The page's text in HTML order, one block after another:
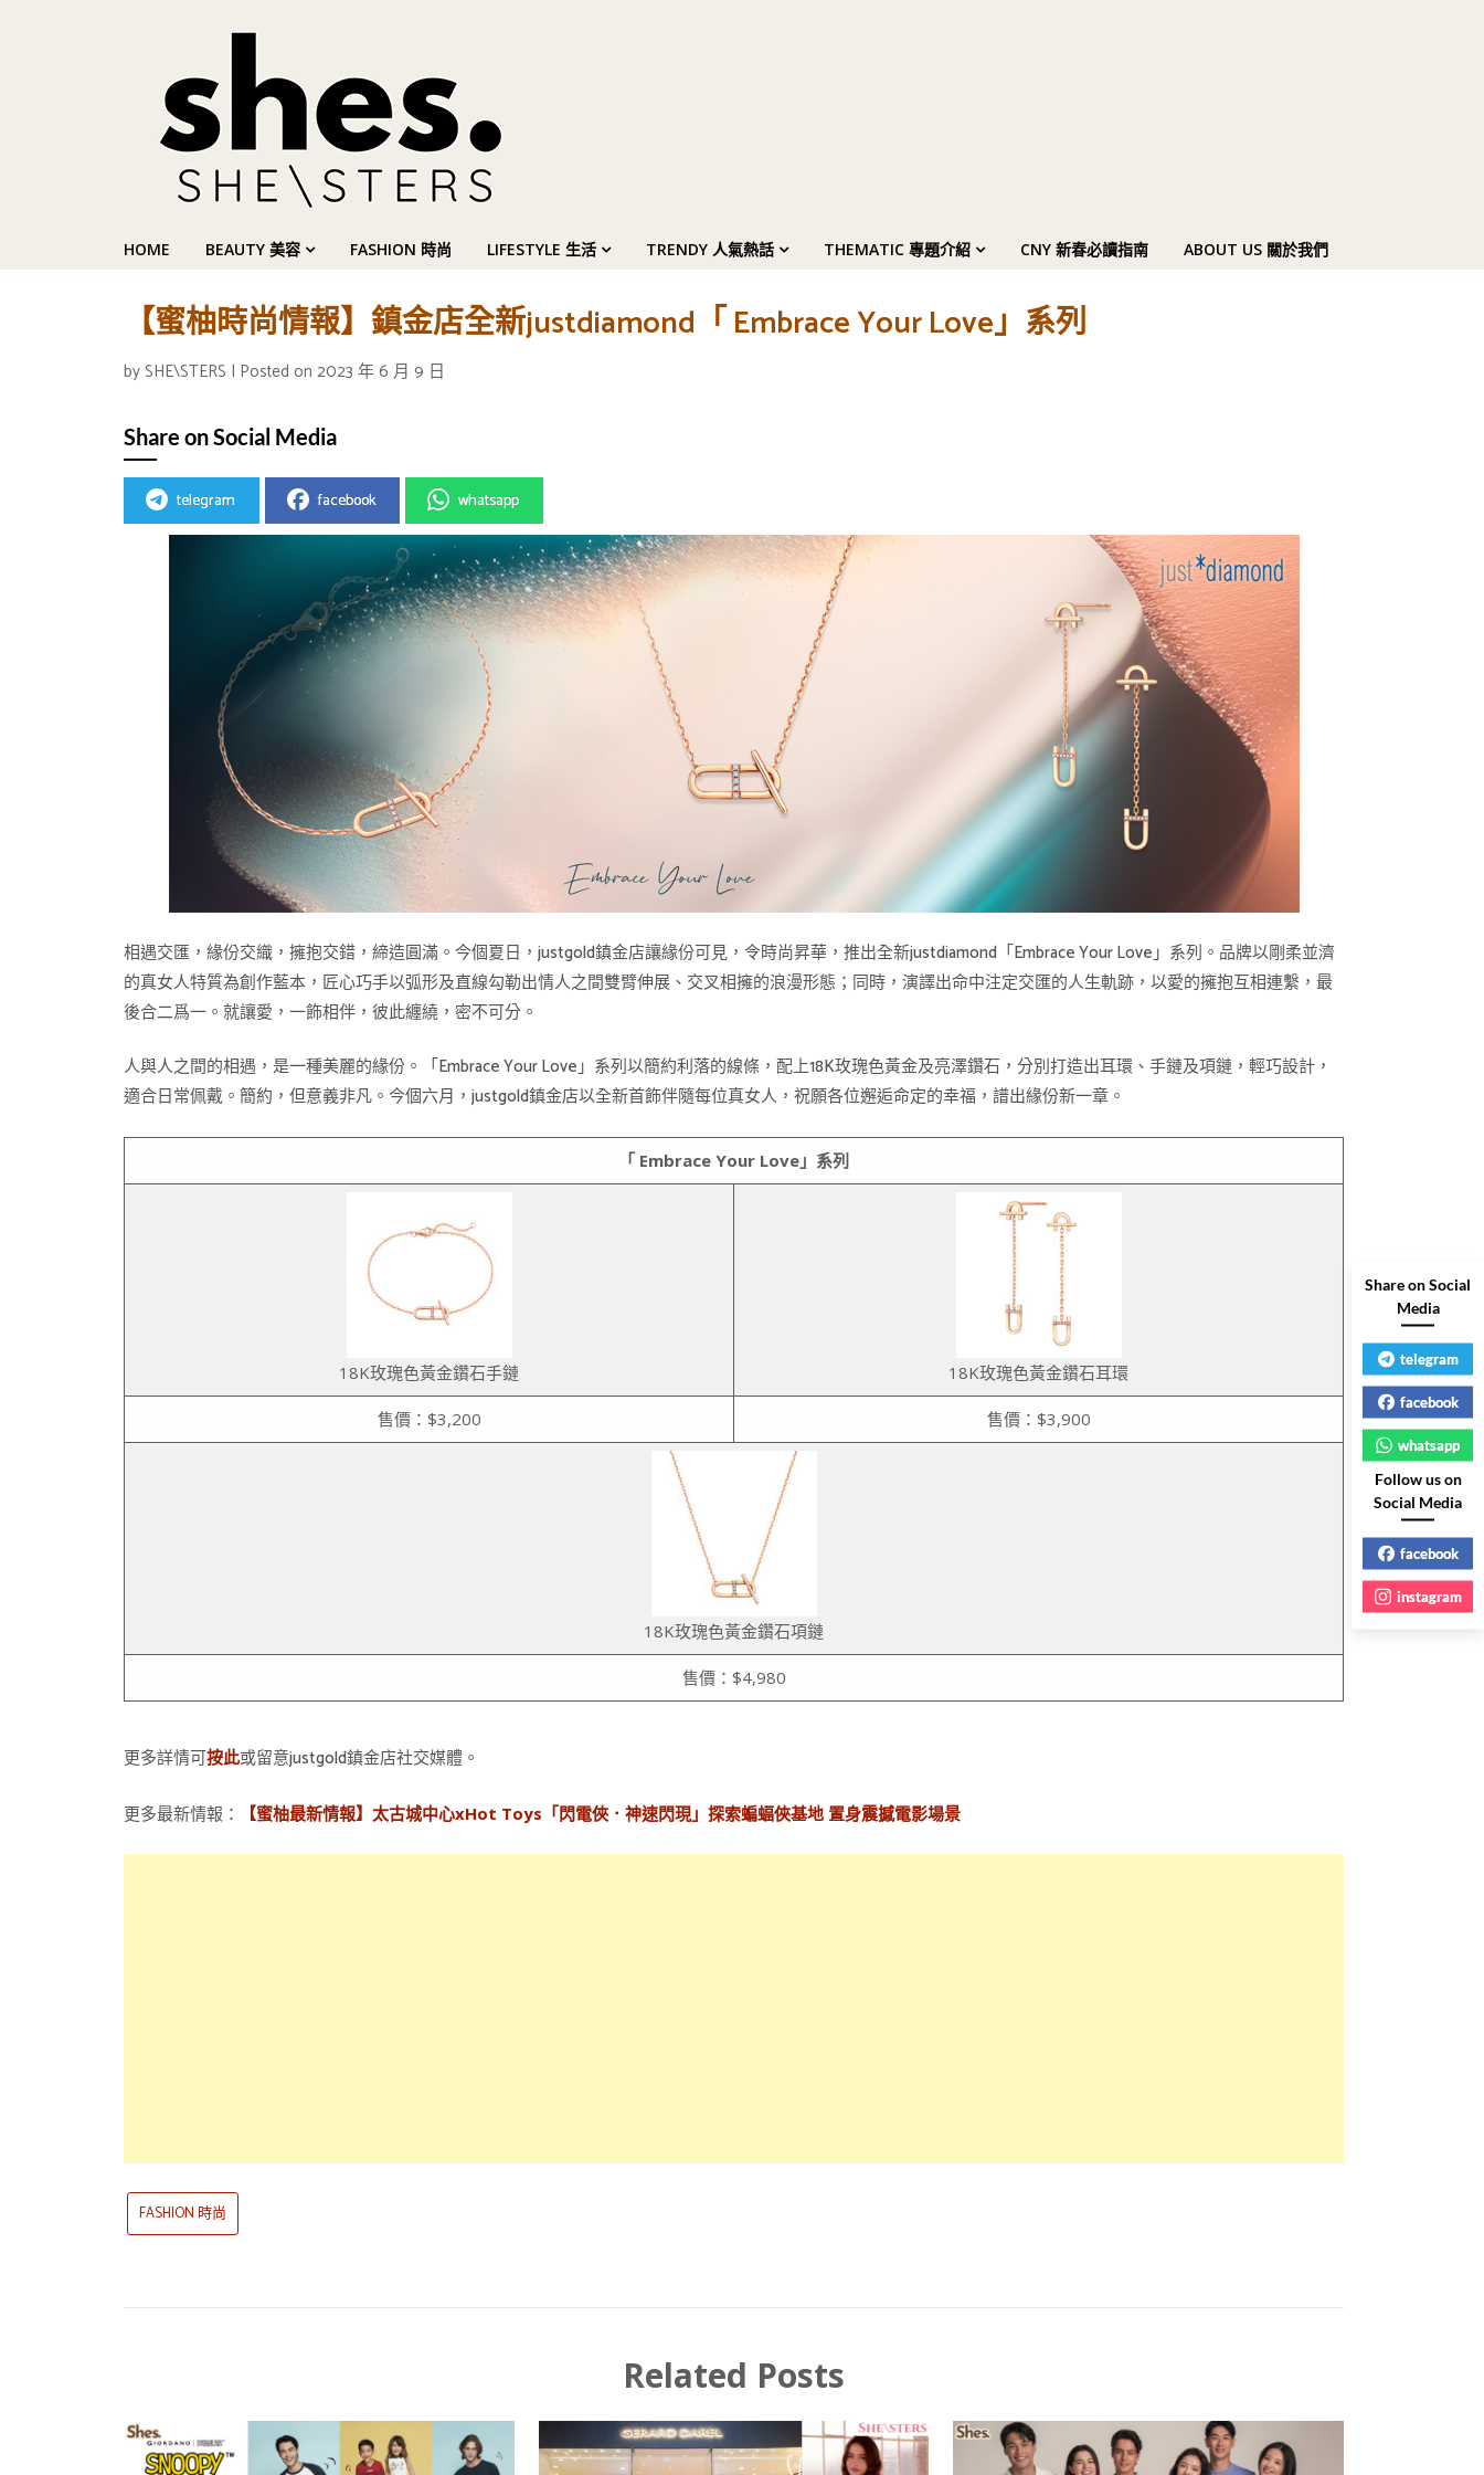
HOME BEAUTY 美容 FASHION 時尚 LIFESTYLE 生活 TRENDY 人氣熱話 THEMATIC 專題介紹 CNY 新春必讀指南 ABOUT US 關於我們
【蜜柚時尚情報】鎮金店全新justdiamond「 Embrace Your Love」系列
by SHE\STERS | Posted on 2023 年 6 月 9 日
Share on Social Media
telegram facebook whatsapp
相遇交匯，緣份交織，擁抱交錯，締造圓滿。今個夏日，justgold鎮金店讓緣份可見，令時尚昇華，推出全新justdiamond「Embrace Your Love」系列。品牌以剛柔並濟
的真女人特質為創作藍本，匠心巧手以弧形及直線勾勒出情人之間雙臂伸展、交叉相擁的浪漫形態；同時，演譯出命中注定交匯的人生軌跡，以愛的擁抱互相連繫，最
後合二爲一。就讓愛，一飾相伴，彼此纏繞，密不可分。
人與人之間的相遇，是一種美麗的緣份。「Embrace Your Love」系列以簡約利落的線條，配上18K玫瑰色黃金及亮澤鑽石，分別打造出耳環、手鏈及項鏈，輕巧設計，
適合日常佩戴。簡約，但意義非凡。今個六月，justgold鎮金店以全新首飾伴隨每位真女人，祝願各位邂逅命定的幸福，譜出緣份新一章。
「 Embrace Your Love 」系列
18K玫瑰色黃金鑽石手鏈 18K玫瑰色黃金鑽石耳環
售價：$3,200 售價：$3,900
18K玫瑰色黃金鑽石項鏈
售價：$4,980
更多詳情可按此或留意justgold鎮金店社交媒體。
更多最新情報： 【蜜柚最新情報】太古城中心xHot Toys「閃電俠．神速閃現」探索蝙蝠俠基地 置身震撼電影場景
FASHION 時尚
Related Posts
Share on Social
Media
telegram
facebook
whatsapp
Follow us on
Social Media
facebook
instagram